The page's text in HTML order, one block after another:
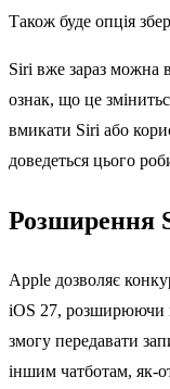
Також буде опція
Siri вже зараз можна
ознак, що це
вмикати Siri або
доведеться цього
Розширення
Apple дозволяє
iOS 27, розширюючи
змогу передавати
іншим чатботам, як-